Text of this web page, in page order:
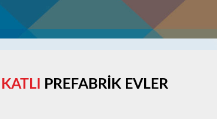
PREFABRİK EVLER